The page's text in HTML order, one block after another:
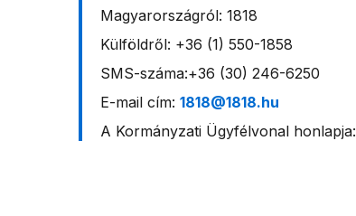
Magyarországról: 1818
Külföldről: +36 (1) 550-1858
SMS-száma:+36 (30) 246-6250
E-mail cím: 1818@1818.hu
A Kormányzati Ügyfélvonal honlapja: